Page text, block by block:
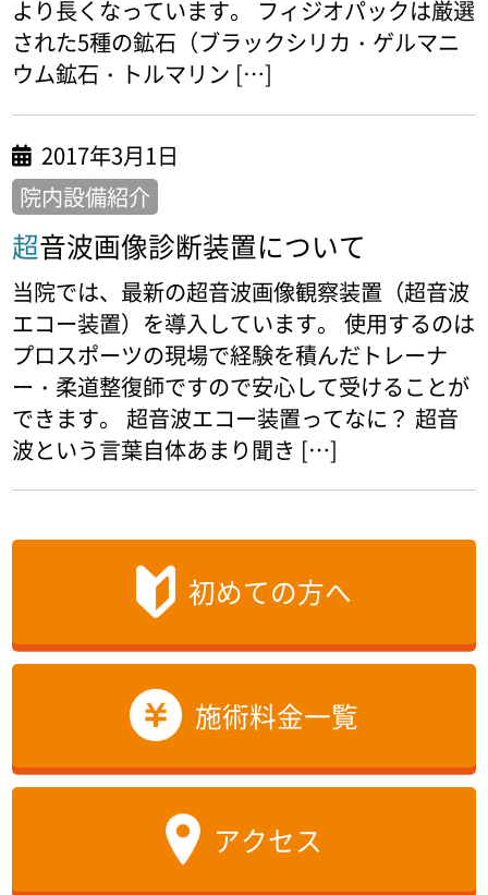
より長くなっています。 フィジオパックは厳選
された5種の鉱石（ブラックシリカ・ゲルマニ
ウム鉱石・トルマリン […]
2017年3月1日
院内設備紹介
超音波画像診断装置について
当院では、最新の超音波画像観察装置（超音波
エコー装置）を導入しています。 使用するのは
プロスポーツの現場で経験を積んだトレーナ
ー・柔道整復師ですので安心して受けることが
できます。 超音波エコー装置ってなに？ 超音
波という言葉自体あまり聞き […]
初めての方へ
施術料金一覧
アクセス